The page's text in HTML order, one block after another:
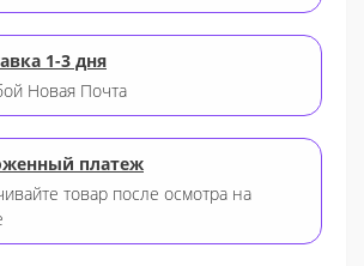
1-3 дня
Новая Почта
платеж
товар после осмотра на